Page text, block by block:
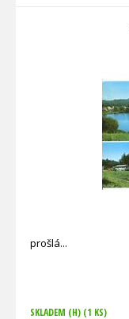
prošlá
SKLADEM (H) (1 KS)